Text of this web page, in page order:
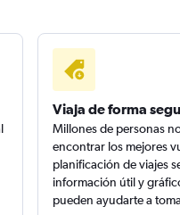
Viaja de forma
Millones de personas
encontrar los mejores
planificación de viajes
información útil y
pueden ayudarte a